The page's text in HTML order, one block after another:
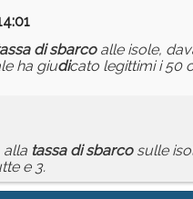
di sbarcoalle isole,
ha giudicato legittimi i 50
alla tassa di sbarcosulle
e 3.